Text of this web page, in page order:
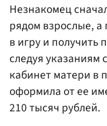
Незнакомец
рядом взрослые,
в игру и получить
следуя указаниям
кабинет матери в
оформила от ее
210 тысяч рублей.